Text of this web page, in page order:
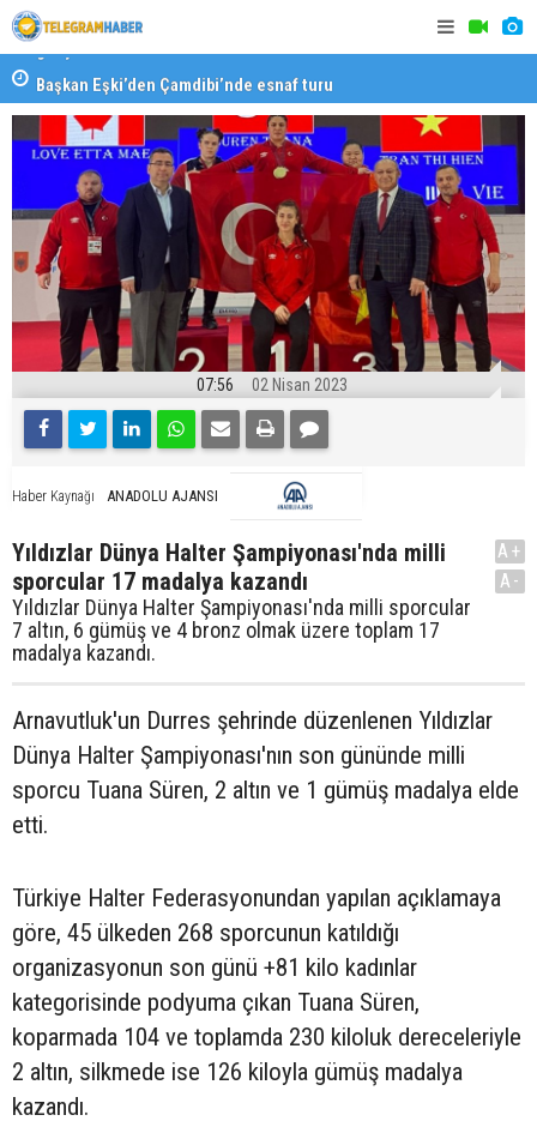
Başkan Eşki’den Çamdibi’nde esnaf turu
07:56 02 Nisan 2023
Haber Kaynağı ANADOLU AJANSI
Yıldızlar Dünya Halter Şampiyonası'nda milli
sporcular 17 madalya kazandı
Yıldızlar Dünya Halter Şampiyonası'nda milli sporcular
7 altın, 6 gümüş ve 4 bronz olmak üzere toplam 17
madalya kazandı.
A+
A-
Arnavutluk'un Durres şehrinde düzenlenen Yıldızlar
Dünya Halter Şampiyonası'nın son gününde milli
sporcu Tuana Süren, 2 altın ve 1 gümüş madalya elde
etti.
Türkiye Halter Federasyonundan yapılan açıklamaya
göre, 45 ülkeden 268 sporcunun katıldığı
organizasyonun son günü +81 kilo kadınlar
kategorisinde podyuma çıkan Tuana Süren,
koparmada 104 ve toplamda 230 kiloluk dereceleriyle
2 altın, silkmede ise 126 kiloyla gümüş madalya
kazandı.